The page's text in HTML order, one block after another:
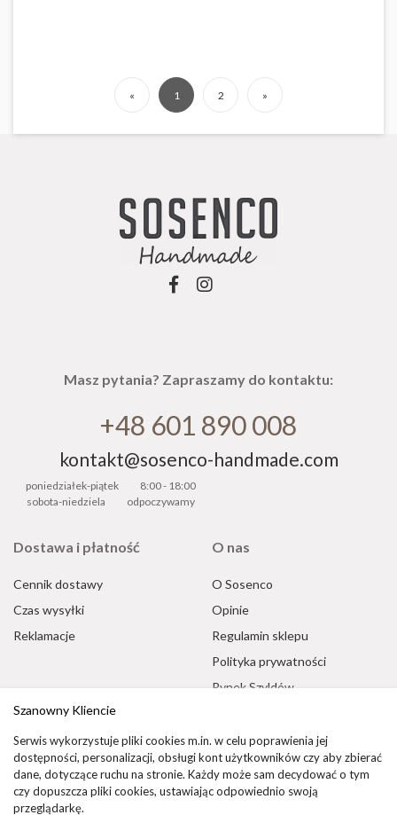
Szanowny Kliencie
Serwis wykorzystuje pliki cookies m.in. w celu poprawienia jej
dostępności, personalizacji, obsługi kont użytkowników czy aby zbierać
dane, dotyczące ruchu na stronie. Każdy może sam decydować o tym
czy dopuszcza pliki cookies, ustawiając odpowiednio swoją
przeglądarkę.
« 1 2 »
Dostawa i płatność
Cennik dostawy
Czas wysyłki
Reklamacje
O nas
O Sosenco
Opinie
Regulamin sklepu
Polityka prywatności
Rynek Szyldów
Oferta biznesowa
dla firm i instytucji
Płatności realizowane
przez:
Masz pytania? Zapraszamy do kontaktu:
+48 601 890 008
kontakt@sosenco-handmade.com
poniedziałek-piątek
8:00 - 18:00
sobota-niedziela
odpoczywamy